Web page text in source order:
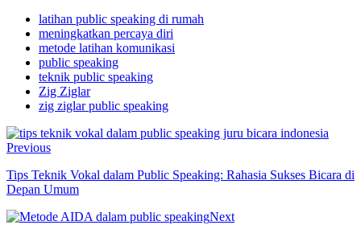
latihan public speaking di rumah
meningkatkan percaya diri
metode latihan komunikasi
public speaking
teknik public speaking
Zig Ziglar
zig ziglar public speaking
Previous
Tips Teknik Vokal dalam Public Speaking: Rahasia Sukses Bicara di
Depan Umum
Next